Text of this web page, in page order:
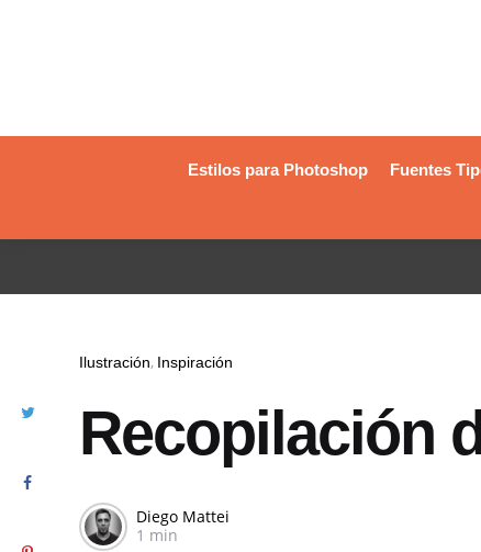
Estilos para Photoshop Fuentes
Ilustración Inspiración
Recopilación
Diego Mattei
1 min